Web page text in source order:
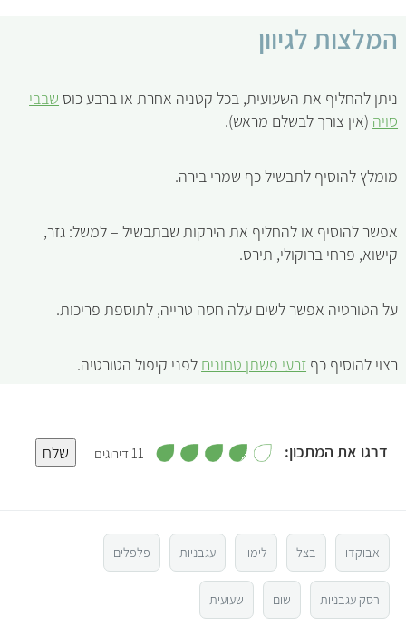
המלצות לגיוון
ניתן להחליף את השעועית, בכל קטניה אחרת או ברבע כוס שבבי
סויה (אין צורך לבשלם מראש).
מומלץ להוסיף לתבשיל כף שמרי בירה.
אפשר להוסיף או להחליף את הירקות שבתבשיל – למשל: גזר,
קישוא, פרחי ברוקולי, תירס.
על הטורטיה אפשר לשים עלה חסה טרייה, לתוספת פריכות.
רצוי להוסיף כף זרעי פשתן טחונים לפני קיפול הטורטיה.
דרגו את המתכון:
3
2
11 דירוגים 3 שלח
אבוקדו בצל לימון עגבניות פלפלים
רסק עגבניות שום שעועית